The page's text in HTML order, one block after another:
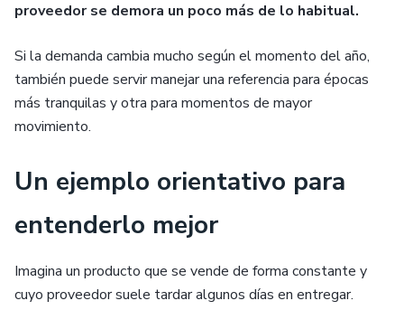
proveedor se demora un poco más de lo habitual.
Si la demanda cambia mucho según el momento del año,
también puede servir manejar una referencia para épocas
más tranquilas y otra para momentos de mayor
movimiento.
Un ejemplo orientativo para
entenderlo mejor
Imagina un producto que se vende de forma constante y
cuyo proveedor suele tardar algunos días en entregar.